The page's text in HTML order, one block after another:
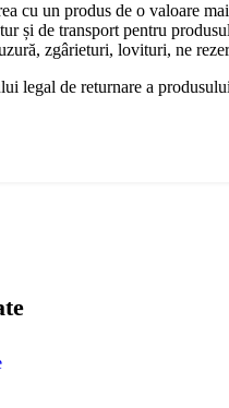
cu un produs de o valoare
și de transport pentru
zgârieturi, lovituri, ne
legal de returnare a